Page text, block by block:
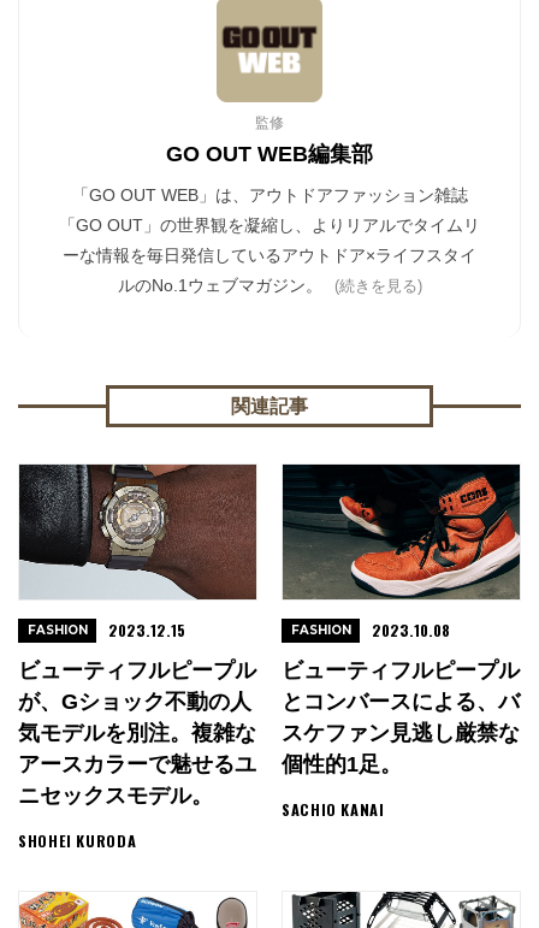
監修
GO OUT WEB編集部
「GO OUT WEB」は、アウトドアファッション雑誌
「GO OUT」の世界観を凝縮し、よりリアルでタイムリ
ーな情報を毎日発信しているアウトドア×ライフスタイ
ルのNo.1ウェブマガジン。
(続きを見る)
関連記事
ビューティフルピープル
が、Gショック不動の人
気モデルを別注。複雑な
アースカラーで魅せるユ
ニセックスモデル。
SHOHEI KURODA
FASHION 2023.12.15
ビューティフルピープル
とコンバースによる、バ
スケファン見逃し厳禁な
個性的1足。
SACHIO KANAI
FASHION 2023.10.08